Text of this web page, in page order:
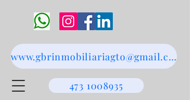
www.gbrinmobiliariagto@gmail.com
473 1008935